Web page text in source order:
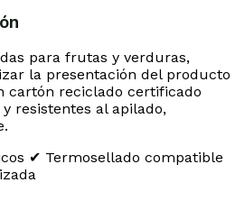
para frutas y verduras,
la presentación del producto
cartón reciclado certificado
resistentes al apilado,
✔ Termosellado compatible